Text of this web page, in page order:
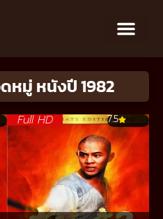
หมู่ หนังปี 1982
Full HD 7.5